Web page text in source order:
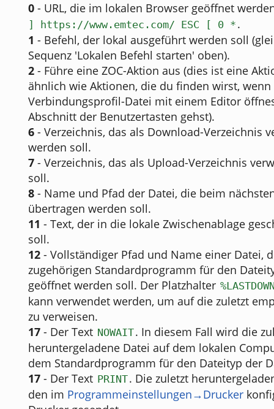
0 - URL, die im lokalen Browser geöffnet
] https://www.emtec.com/ ESC [ 0 * .
1 - Befehl, der lokal ausgeführt werden soll
Sequenz 'Lokalen Befehl starten' oben).
2 - Führe eine ZOC-Aktion aus (dies ist eine
ähnlich wie Aktionen, die du finden wirst, wenn
Verbindungsprofil-Datei mit einem Editor
Abschnitt der Benutzertasten gehst).
6 - Verzeichnis, das als Download-Verzeichnis
werden soll.
7 - Verzeichnis, das als Upload-Verzeichnis
soll.
8 - Name und Pfad der Datei, die beim
übertragen werden soll.
11 - Text, der in die lokale Zwischenablage
soll.
12 - Vollständiger Pfad und Name einer Datei,
zugehörigen Standardprogramm für den
geöffnet werden soll. Der Platzhalter
kann verwendet werden, um auf die zuletzt
zu verweisen.
17 - Der Text NOWAIT. In diesem Fall wird die
heruntergeladene Datei auf dem lokalen
dem Standardprogramm für den Dateityp der
17 - Der Text PRINT. Die zuletzt
den im Programmeinstellungen→Drucker